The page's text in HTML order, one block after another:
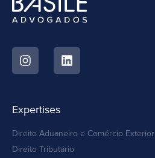
Expertises
Direito Aduaneiro e Comércio Exterior
Direito Tributário